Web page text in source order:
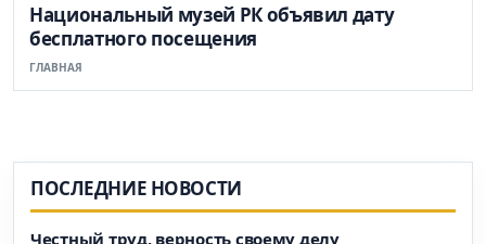
Национальный музей РК объявил дату
бесплатного посещения
ГЛАВНАЯ
ПОСЛЕДНИЕ НОВОСТИ
Честный труд, верность своему делу